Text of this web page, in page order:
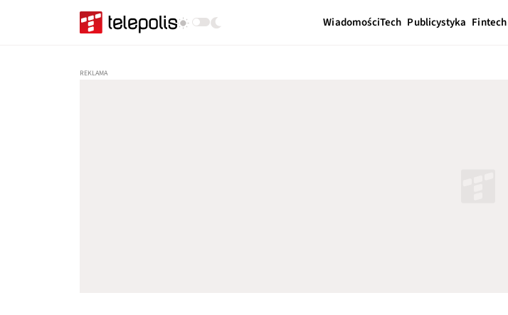
WiadomościTech Publicystyka Fintech